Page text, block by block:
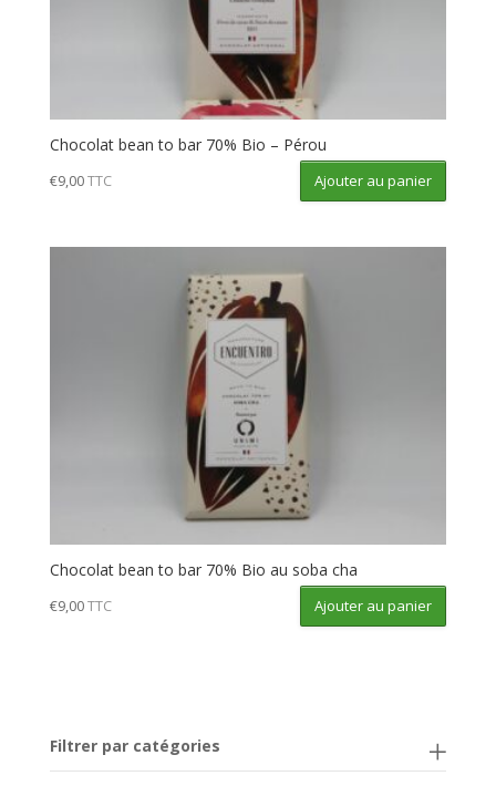
Chocolat bean to bar 70% Bio – Pérou
€9,00TTC Ajouter au panier
Chocolat bean to bar 70% Bio au soba cha
€9,00TTC Ajouter au panier
Filtrer par catégories